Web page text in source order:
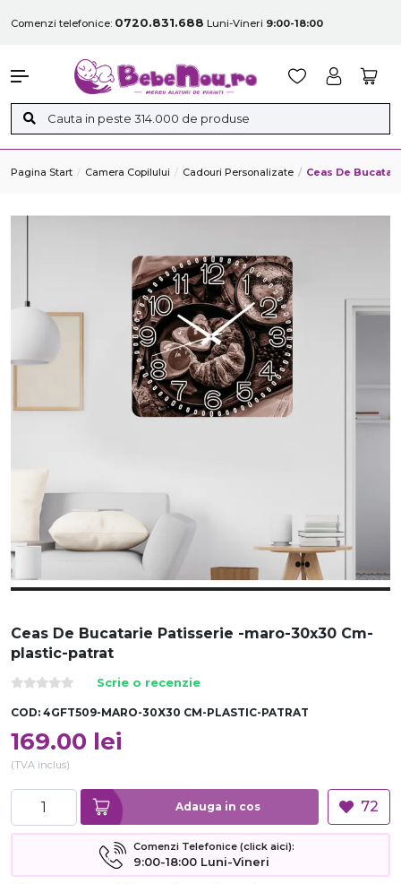
Comenzi telefonice: 0720.831.688 Luni-Vineri 9:00-18:00
Pagina Start Camera Copilului Cadouri Personalizate Ceas De
Ceas De Bucatarie Patisserie -maro-30x30 Cm-
plastic-patrat
Scrie o recenzie
COD: 4GFT509-MARO-30X30 CM-PLASTIC-PATRAT
169.00 lei
(TVA inclus)
Adauga in cos 72
Comenzi Telefonice (click aici):
9:00-18:00 Luni-Vineri